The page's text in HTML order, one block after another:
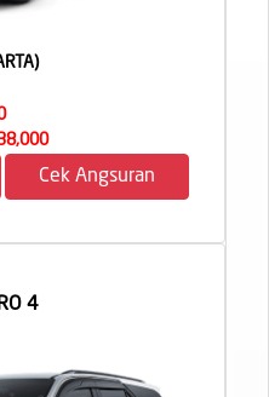
)
Cek Angsuran
4